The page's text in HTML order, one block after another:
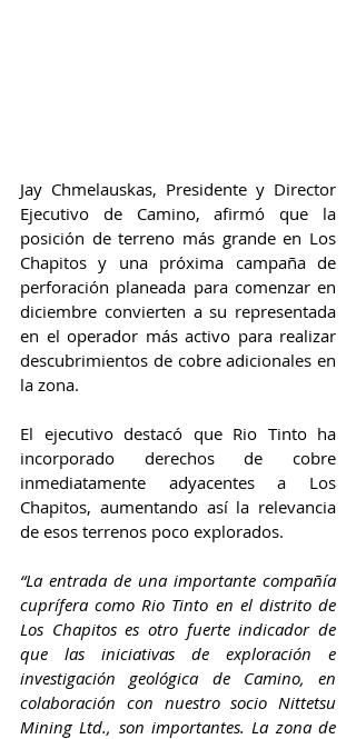
Jay Chmelauskas, Presidente y Director
Ejecutivo de Camino, afirmó que la
posición de terreno más grande en Los
Chapitos y una próxima campaña de
perforación planeada para comenzar en
diciembre convierten a su representada
en el operador más activo para realizar
descubrimientos de cobre adicionales en
la zona.
El ejecutivo destacó que Rio Tinto ha
incorporado derechos de cobre
inmediatamente adyacentes a Los
Chapitos, aumentando así la relevancia
de esos terrenos poco explorados.
“La entrada de una importante compañía
cuprífera como Rio Tinto en el distrito de
Los Chapitos es otro fuerte indicador de
que las iniciativas de exploración e
investigación geológica de Camino, en
colaboración con nuestro socio Nittetsu
Mining Ltd., son importantes. La zona de